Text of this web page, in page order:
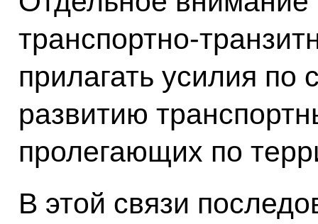
транспортно-
прилагать усилия по
развитию
пролегающих по
В этой связи